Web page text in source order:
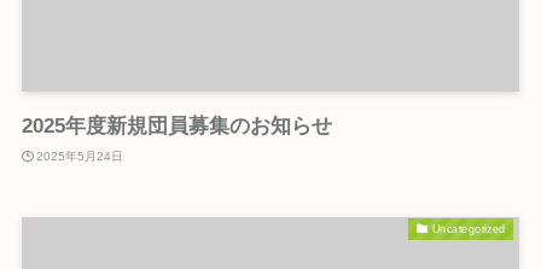
2025年度新規団員募集のお知らせ
2025年5月24日
Uncategorized